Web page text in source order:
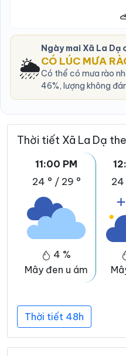
🌦️
Ngày mai Xã La Dạ
CÓ LÚC MƯA
Có thể có mưa rào
46%, lượng không
Thời tiết Xã La Dạ
11:00 PM
24 ° / 29 °
4 %
Mây đen u ám
24
Thời tiết 48h